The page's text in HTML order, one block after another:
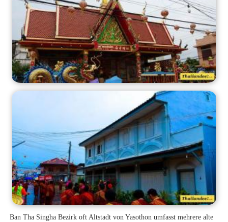
Ban Tha Singha Bezirk oft Altstadt von Yasothon umfasst mehrere alte